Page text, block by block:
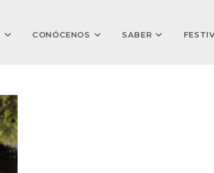
CONÓCENOS SABER